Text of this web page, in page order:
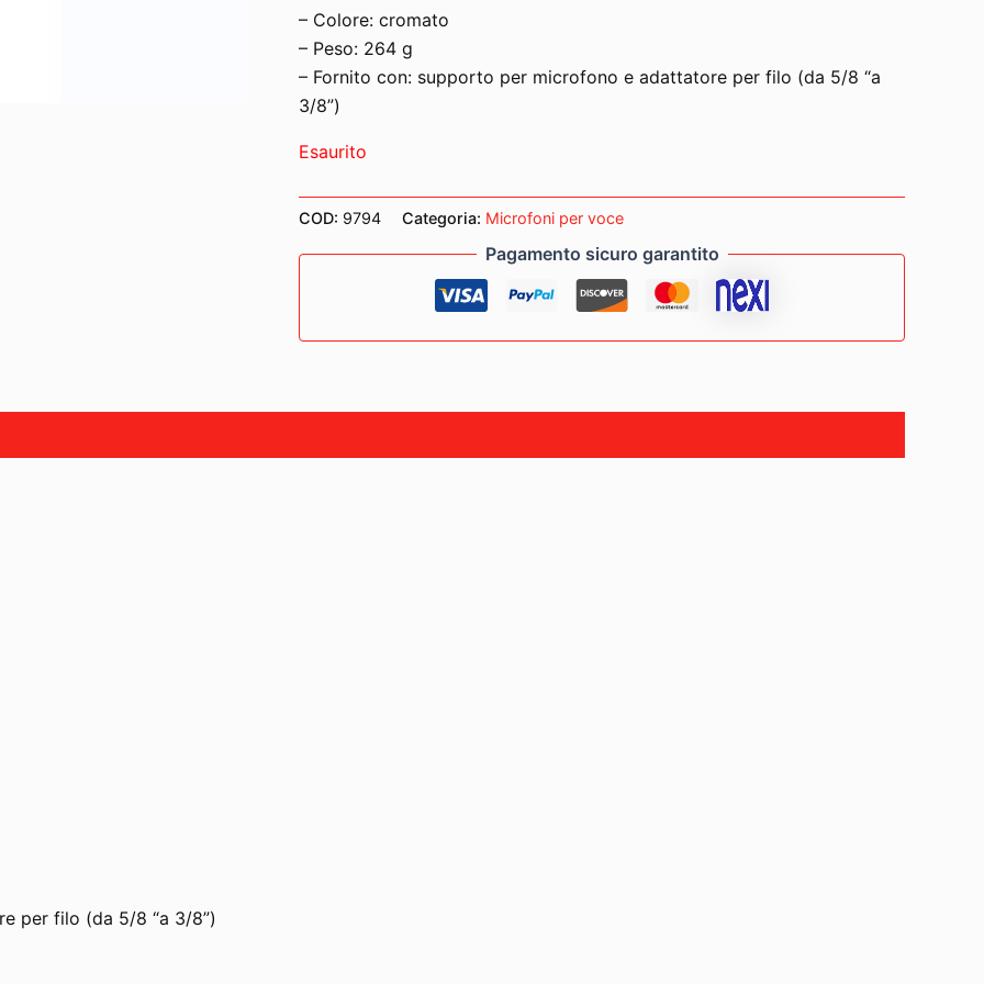
– Colore: cromato
– Peso: 264 g
– Fornito con: supporto per microfono e adattatore per filo (da 5/8 “a
3/8”)
Esaurito
COD: 9794 Categoria: Microfoni per voce
Pagamento sicuro garantito
per filo (da 5/8 “a 3/8”)